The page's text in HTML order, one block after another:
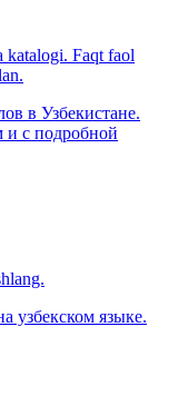
katalogi. Faqt faol
в Узбекистане.
и с подробной
узбекском языке.